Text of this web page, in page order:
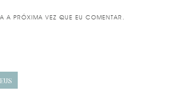
A PRÓXIMA VEZ QUE EU COMENTAR.